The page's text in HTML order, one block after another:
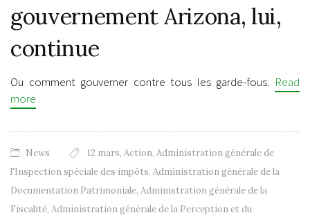
gouvernement Arizona, lui,
continue
Ou comment gouverner contre tous les garde-fous. Read
more
News 12 mars, Action, Administration générale de
l'Inspection spéciale des impôts, Administration générale de la
Documentation Patrimoniale, Administration générale de la
Fiscalité, Administration générale de la Perception et du